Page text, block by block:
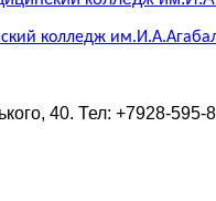
колледж
40. Тел: +7928-595-